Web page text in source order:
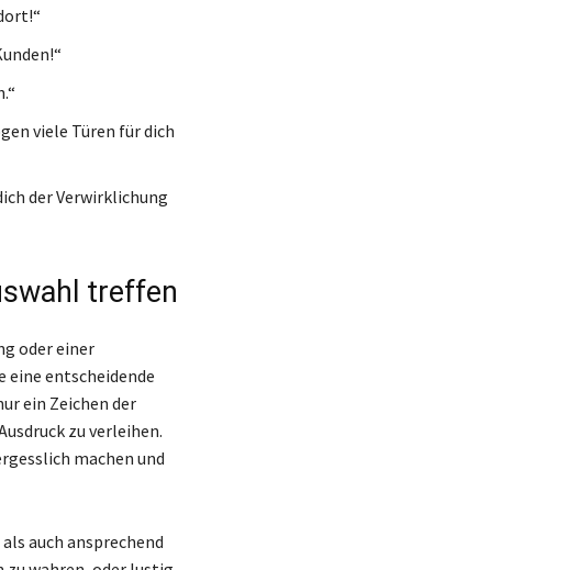
viele Türen für dich
der Verwirklichung
treffen
oder einer
eine entscheidende
ein Zeichen der
zu verleihen.
machen und
auch ansprechend